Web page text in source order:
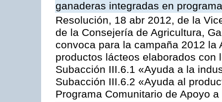
ganaderas integradas en
Resolución, 18 abr 2012, de la
de la Consejería de Agricultura,
convoca para la campaña 2012
productos lácteos elaborados
Subacción III.6.1 «Ayuda a la
Subacción III.6.2 «Ayuda al
Programa Comunitario de Apoyo